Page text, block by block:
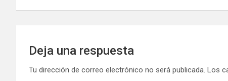
Deja una respuesta
Tu dirección de correo electrónico no será publicada. Los